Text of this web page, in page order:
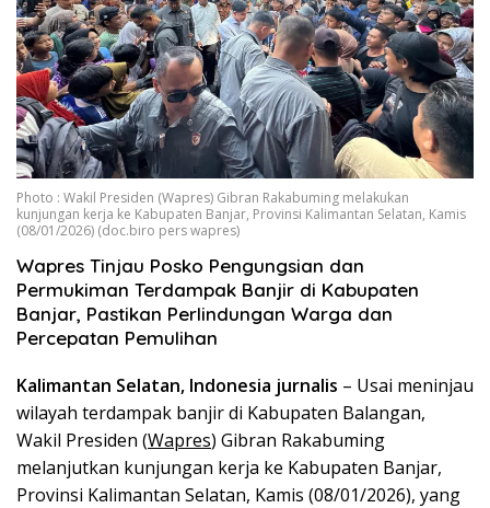
Photo : Wakil Presiden (Wapres) Gibran Rakabuming melakukan
kunjungan kerja ke Kabupaten Banjar, Provinsi Kalimantan Selatan, Kamis
(08/01/2026) (doc.biro pers wapres)
Wapres Tinjau Posko Pengungsian dan
Permukiman Terdampak Banjir di Kabupaten
Banjar, Pastikan Perlindungan Warga dan
Percepatan Pemulihan
Kalimantan Selatan, Indonesia jurnalis – Usai meninjau
wilayah terdampak banjir di Kabupaten Balangan,
Wakil Presiden (Wapres) Gibran Rakabuming
melanjutkan kunjungan kerja ke Kabupaten Banjar,
Provinsi Kalimantan Selatan, Kamis (08/01/2026), yang